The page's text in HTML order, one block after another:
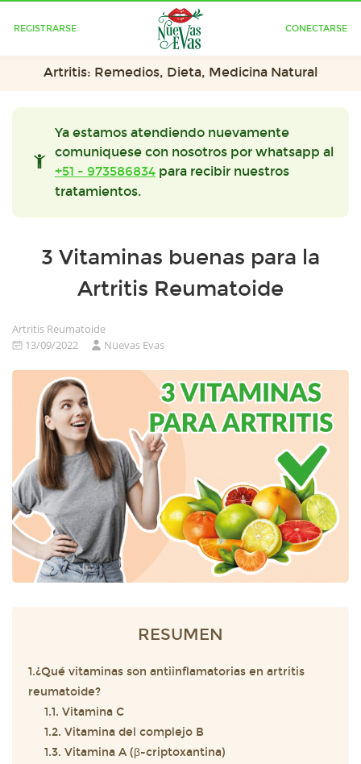
REGISTRARSE CONECTARSE
Artritis: Remedios, Dieta, Medicina Natural
Ya estamos atendiendo nuevamente
comuniquese con nosotros por whatsapp al
+51 - 973586834 para recibir nuestros
tratamientos.
3 Vitaminas buenas para la
Artritis Reumatoide
Artritis Reumatoide
13/09/2022
Nuevas Evas
RESUMEN
1.¿Qué vitaminas son antiinflamatorias en artritis
reumatoide?
1.1. Vitamina C
1.2. Vitamina del complejo B
1.3. Vitamina A (β-criptoxantina)